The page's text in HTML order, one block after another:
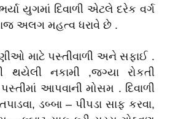
યુગમાં દિવાળી એટલે દરેક વર્ગ
અલગ મહત્વ ધરાવે છે .
માટે પસ્તીવાળી અને સફાઈ .
થયેલી નકામી ,જગ્યા રોકતી
આપવાની મોસમ . દિવાળી
ડબ્બા – પીપડા સાફ કરવા,